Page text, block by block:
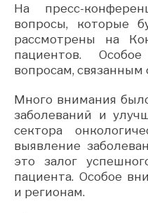
На пресс-
вопросы, которые
рассмотрены на
пациентов.
вопросам, связанным
Много внимания
заболеваний и
сектора
выявление
это залог
пациента. Особое
и регионам.